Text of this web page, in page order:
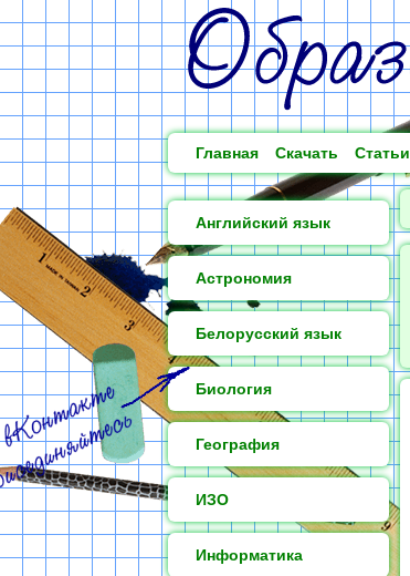
Главная Скачать Статьи
Английский язык
Астрономия
Белорусский язык
Биология
География
ИЗО
Информатика